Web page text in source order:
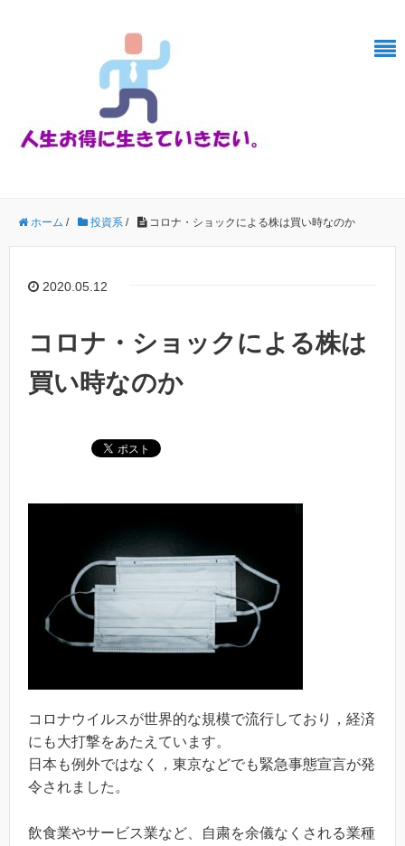
ホーム / 投資系 / コロナ・ショックによる株は買い時なのか
2020.05.12
コロナ・ショックによる株は
買い時なのか
コロナウイルスが世界的な規模で流行しており，経済
にも大打撃をあたえています。
日本も例外ではなく，東京などでも緊急事態宣言が発
令されました。
飲食業やサービス業など、自粛を余儀なくされる業種